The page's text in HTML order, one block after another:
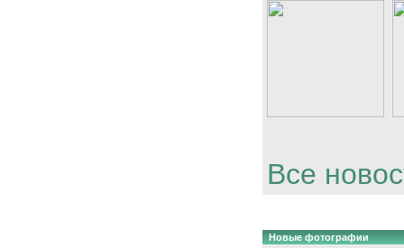
Все
Новые фотографии